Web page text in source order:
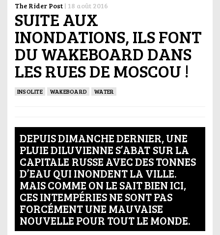
The Rider Post | 18 août 2016
SUITE AUX
INONDATIONS, ILS FONT
DU WAKEBOARD DANS
LES RUES DE MOSCOU !
INSOLITE WAKEBOARD WATER
DEPUIS DIMANCHE DERNIER, UNE
PLUIE DILUVIENNE S’ABAT SUR LA
CAPITALE RUSSE AVEC DES TONNES
D’EAU QUI INONDENT LA VILLE.
MAIS COMME ON LE SAIT BIEN ICI,
CES INTEMPÉRIES NE SONT PAS
FORCÉMENT UNE MAUVAISE
NOUVELLE POUR TOUT LE MONDE.